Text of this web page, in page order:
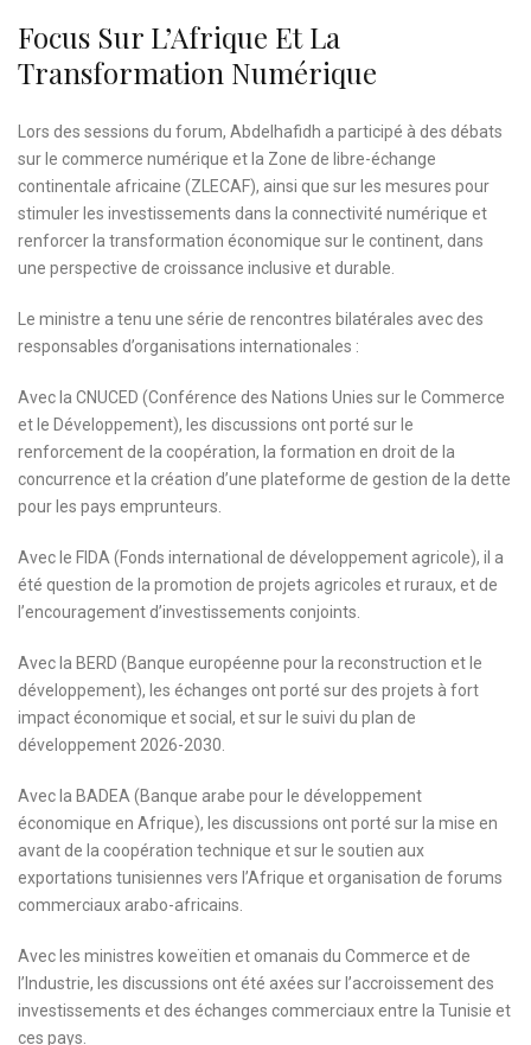
Focus Sur L’Afrique Et La
Transformation Numérique
Lors des sessions du forum, Abdelhafidh a participé à des débats
sur le commerce numérique et la Zone de libre-échange
continentale africaine (ZLECAF), ainsi que sur les mesures pour
stimuler les investissements dans la connectivité numérique et
renforcer la transformation économique sur le continent, dans
une perspective de croissance inclusive et durable.
Le ministre a tenu une série de rencontres bilatérales avec des
responsables d’organisations internationales :
Avec la CNUCED (Conférence des Nations Unies sur le Commerce
et le Développement), les discussions ont porté sur le
renforcement de la coopération, la formation en droit de la
concurrence et la création d’une plateforme de gestion de la dette
pour les pays emprunteurs.
Avec le FIDA (Fonds international de développement agricole), il a
été question de la promotion de projets agricoles et ruraux, et de
l’encouragement d’investissements conjoints.
Avec la BERD (Banque européenne pour la reconstruction et le
développement), les échanges ont porté sur des projets à fort
impact économique et social, et sur le suivi du plan de
développement 2026-2030.
Avec la BADEA (Banque arabe pour le développement
économique en Afrique), les discussions ont porté sur la mise en
avant de la coopération technique et sur le soutien aux
exportations tunisiennes vers l’Afrique et organisation de forums
commerciaux arabo-africains.
Avec les ministres koweïtien et omanais du Commerce et de
l’Industrie, les discussions ont été axées sur l’accroissement des
investissements et des échanges commerciaux entre la Tunisie et
ces pays.